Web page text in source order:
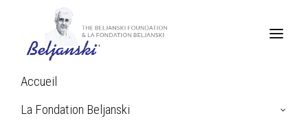
Accueil
La Fondation Beljanski